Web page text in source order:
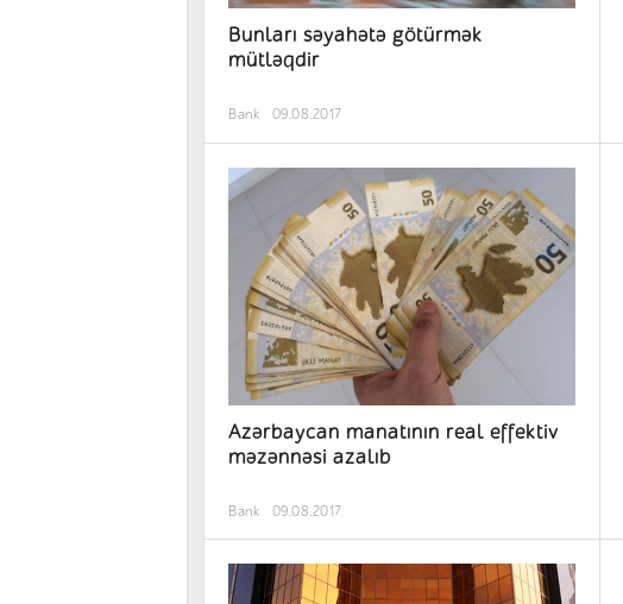
Bunları səyahətə götürmək
mütləqdir
Bank 09.08.2017
Azərbaycan manatının real effektiv
məzənnəsi azalıb
Bank 09.08.2017